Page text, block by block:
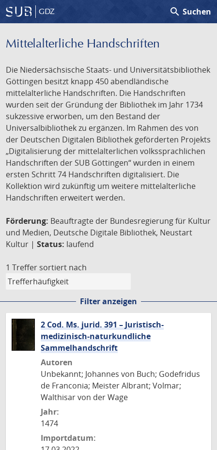
GDZ search Suchen
Mittelalterliche Handschriften
Die Niedersächsische Staats- und Universitätsbibliothek
Göttingen besitzt knapp 450 abendländische
mittelalterliche Handschriften. Die Handschriften
wurden seit der Gründung der Bibliothek im Jahr 1734
sukzessive erworben, um den Bestand der
Universalbibliothek zu ergänzen. Im Rahmen des von
der Deutschen Digitalen Bibliothek geförderten Projekts
„Digitalisierung der mittelalterlichen volkssprachlichen
Handschriften der SUB Göttingen“ wurden in einem
ersten Schritt 74 Handschriften digitalisiert. Die
Kollektion wird zukünftig um weitere mittelalterliche
Handschriften erweitert werden.
Förderung: Beauftragte der Bundesregierung für Kultur
und Medien, Deutsche Digitale Bibliothek, Neustart
Kultur | Status: laufend
1 Treffer sortiert nach
Filter anzeigen
2 Cod. Ms. jurid. 391 – Juristisch-
medizinisch-naturkundliche
Sammelhandschrift
Autoren
Unbekannt; Johannes von Buch; Godefridus
de Franconia; Meister Albrant; Volmar;
Walthisar von der Wage
Jahr:
1474
Importdatum: